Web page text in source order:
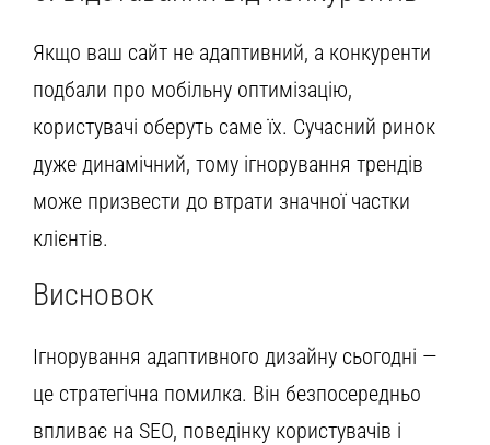
Якщо ваш сайт не адаптивний, а конкуренти
подбали про мобільну оптимізацію,
користувачі оберуть саме їх. Сучасний ринок
дуже динамічний, тому ігнорування трендів
може призвести до втрати значної частки
клієнтів.
Висновок
Ігнорування адаптивного дизайну сьогодні —
це стратегічна помилка. Він безпосередньо
впливає на SEO, поведінку користувачів і